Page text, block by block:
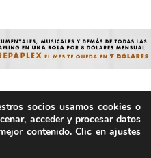
Hecho por humanos, no por
reservados.
socios usamos cookies o
acceder y procesar datos
contenido. Clic en ajustes